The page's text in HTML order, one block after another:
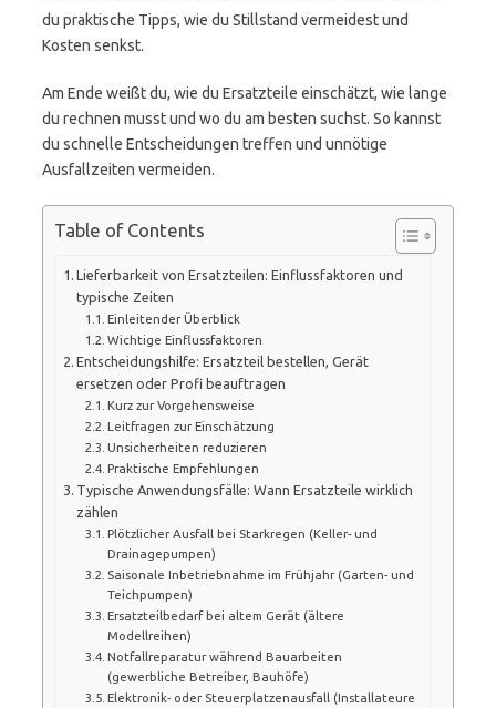
du praktische Tipps, wie du Stillstand vermeidest und
Kosten senkst.
Am Ende weißt du, wie du Ersatzteile einschätzt, wie lange
du rechnen musst und wo du am besten suchst. So kannst
du schnelle Entscheidungen treffen und unnötige
Ausfallzeiten vermeiden.
Table of Contents
Lieferbarkeit von Ersatzteilen: Einflussfaktoren und
typische Zeiten
Einleitender Überblick
Wichtige Einflussfaktoren
Entscheidungshilfe: Ersatzteil bestellen, Gerät
ersetzen oder Profi beauftragen
Kurz zur Vorgehensweise
Leitfragen zur Einschätzung
Unsicherheiten reduzieren
Praktische Empfehlungen
Typische Anwendungsfälle: Wann Ersatzteile wirklich
zählen
Plötzlicher Ausfall bei Starkregen (Keller- und
Drainagepumpen)
Saisonale Inbetriebnahme im Frühjahr (Garten- und
Teichpumpen)
Ersatzteilbedarf bei altem Gerät (ältere
Modellreihen)
Notfallreparatur während Bauarbeiten
(gewerbliche Betreiber, Bauhöfe)
Elektronik- oder Steuerplatzenausfall (Installateure